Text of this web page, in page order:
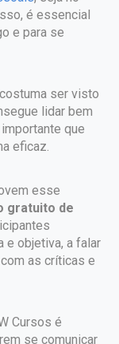
é essencial
e para se
ser visto
lidar bem
que
eficaz.
esse
gratuito de
e objetiva, a falar
as críticas e
Cursos é
se comunicar